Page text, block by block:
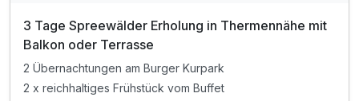
3 Tage Spreewälder Erholung in Thermennähe mit
Balkon oder Terrasse
2 Übernachtungen am Burger Kurpark
2 x reichhaltiges Frühstück vom Buffet